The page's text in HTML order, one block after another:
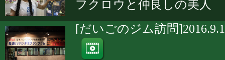
フクロウと仲良しの美人
[だいごのジム訪問